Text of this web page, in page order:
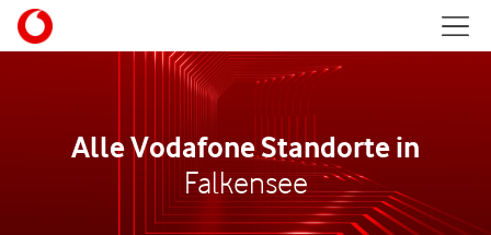
Skip to content
Alle Vodafone Standorte in
Falkensee